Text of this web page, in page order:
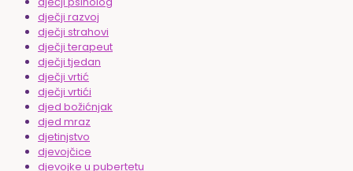
dječji razvoj
dječji strahovi
dječji terapeut
dječji tjedan
dječji vrtić
dječji vrtići
djed božićnjak
djed mraz
djetinjstvo
djevojčice
djevojke u pubertetu